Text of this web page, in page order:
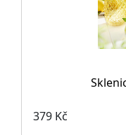
379 Kč